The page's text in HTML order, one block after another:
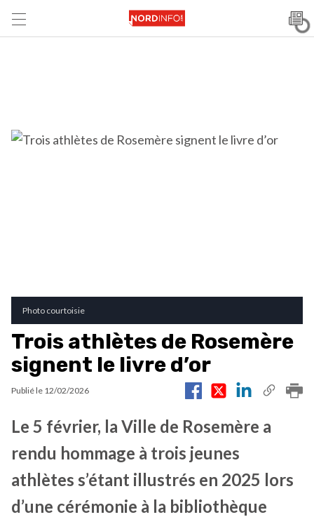
Photo courtoisie
Trois athlètes de Rosemère
signent le livre d’or
Publié le 12/02/2026
Le 5 février, la Ville de Rosemère a
rendu hommage à trois jeunes
athlètes s’étant illustrés en 2025 lors
d’une cérémonie à la bibliothèque